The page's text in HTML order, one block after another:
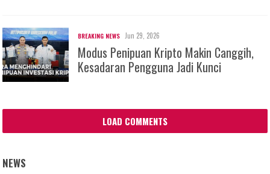
BREAKING NEWS Jun 29, 2026
Modus Penipuan Kripto Makin Canggih,
Kesadaran Pengguna Jadi Kunci
LOAD COMMENTS
NEWS